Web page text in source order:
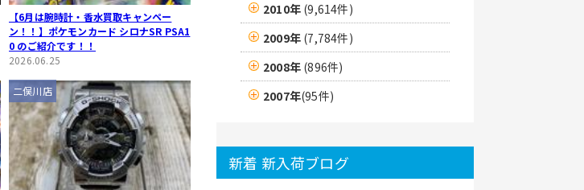
【6月は腕時計・香水買取キャンペー
ン！！】ポケモンカード シロナSR PSA1
0 のご紹介です！！
2026.06.25
二俣川店
2010年 (9,614件)
2009年 (7,784件)
2008年 (896件)
2007年(95件)
新着 新入荷ブログ